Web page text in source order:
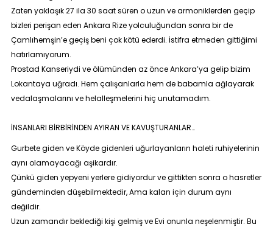
Zaten yaklaşık 27 ila 30 saat süren o uzun ve armoniklerden geçip
bizleri perişan eden Ankara Rize yolculuğundan sonra bir de
Çamlıhemşin’e geçiş beni çok kötü ederdi. İstifra etmeden gittiğimi
hatırlamıyorum.
Prostad Kanseriydi ve ölümünden az önce Ankara’ya gelip bizim
Lokantaya uğradı. Hem çalışanlarla hem de babamla ağlayarak
vedalaşmalarını ve helalleşmelerini hiç unutamadım.
İNSANLARI BİRBİRİNDEN AYIRAN VE KAVUŞTURANLAR…
Gurbete giden ve Köyde gidenleri uğurlayanların haleti ruhiyelerinin
aynı olamayacağı aşikardır.
Çünkü giden yepyeni yerlere gidiyordur ve gittikten sonra o hasretler
gündeminden düşebilmektedir, Ama kalan için durum aynı
değildir.
Uzun zamandır beklediği kişi gelmiş ve Evi onunla neşelenmiştir. Bu